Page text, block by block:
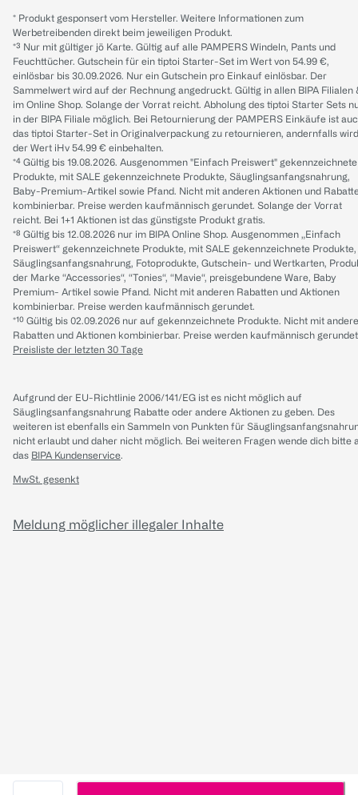
* Produkt gesponsert vom Hersteller. Weitere Informationen zum
Werbetreibenden direkt beim jeweiligen Produkt.
*³ Nur mit gültiger jö Karte. Gültig auf alle PAMPERS Windeln, Pants und
Feuchttücher. Gutschein für ein tiptoi Starter-Set im Wert von 54.99 €,
einlösbar bis 30.09.2026. Nur ein Gutschein pro Einkauf einlösbar. Der
Sammelwert wird auf der Rechnung angedruckt. Gültig in allen BIPA Filialen
im Online Shop. Solange der Vorrat reicht. Abholung des tiptoi Starter Sets
in der BIPA Filiale möglich. Bei Retournierung der PAMPERS Einkäufe ist
das tiptoi Starter-Set in Originalverpackung zu retournieren, andernfalls wird
der Wert iHv 54.99 € einbehalten.
*⁴ Gültig bis 19.08.2026. Ausgenommen "Einfach Preiswert" gekennzeichnete
Produkte, mit SALE gekennzeichnete Produkte, Säuglingsanfangsnahrung,
Baby-Premium-Artikel sowie Pfand. Nicht mit anderen Aktionen und
kombinierbar. Preise werden kaufmännisch gerundet. Solange der Vorrat
reicht. Bei 1+1 Aktionen ist das günstigste Produkt gratis.
*⁸ Gültig bis 12.08.2026 nur im BIPA Online Shop. Ausgenommen „Einfach
Preiswert“ gekennzeichnete Produkte, mit SALE gekennzeichnete Produkte,
Säuglingsanfangsnahrung, Fotoprodukte, Gutschein- und Wertkarten,
der Marke “Accessories“, “Tonies“, “Mavie“, preisgebundene Ware, Baby
Premium- Artikel sowie Pfand. Nicht mit anderen Rabatten und Aktionen
kombinierbar. Preise werden kaufmännisch gerundet.
*¹⁰ Gültig bis 02.09.2026 nur auf gekennzeichnete Produkte. Nicht mit
Rabatten und Aktionen kombinierbar. Preise werden kaufmännisch
Preisliste der letzten 30 Tage
Aufgrund der EU-Richtlinie 2006/141/EG ist es nicht möglich auf
Säuglingsanfangsnahrung Rabatte oder andere Aktionen zu geben. Des
weiteren ist ebenfalls ein Sammeln von Punkten für
nicht erlaubt und daher nicht möglich. Bei weiteren Fragen wende dich bitte
das BIPA Kundenservice.
MwSt. gesenkt
Meldung möglicher illegaler Inhalte